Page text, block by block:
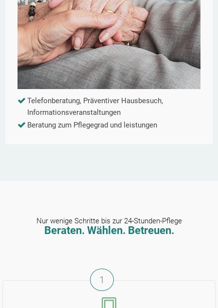
Telefonberatung, Präventiver Hausbesuch,
Informationsveranstaltungen
Beratung zum Pflegegrad und leistungen
Nur wenige Schritte bis zur 24-Stunden-Pflege
Beraten. Wählen. Betreuen.
1